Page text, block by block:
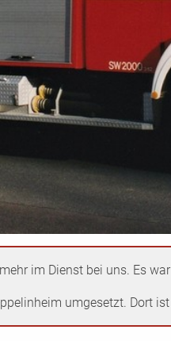
im Dienst bei uns. Es
umgesetzt. Dort